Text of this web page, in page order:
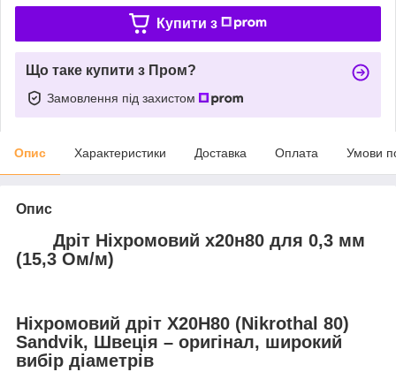
Купити з
Що таке купити з Пром?
Замовлення під захистом
Опис Характеристики Доставка Оплата Умови
Опис
Дріт Ніхромовий х20н80 для 0,3 мм
(15,3 Ом/м)
Ніхромовий дріт Х20Н80 (Nikrothal 80)
Sandvik, Швеція – оригінал, широкий
вибір діаметрів